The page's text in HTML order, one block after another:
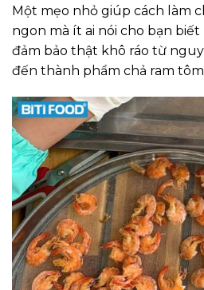
Một mẹo nhỏ giúp cách làm
ngon mà ít ai nói cho bạn
đảm bảo thật khô ráo từ
đến thành phẩm chả ram